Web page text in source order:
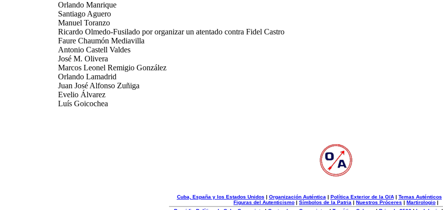
Orlando Manrique
Santiago Aguero
Manuel Toranzo
Ricardo Olmedo-Fusilado por organizar un atentado contra Fidel Castro
Faure Chaumón Mediavilla
Antonio Castell Valdes
José M. Olivera
Marcos Leonel Remigio González
Orlando Lamadrid
Juan José Alfonso Zuñiga
Evelio Álvarez
Luís Goicochea
Cuba, España y los Estados Unidos | Organización Auténtica | Política Exterior de la O/A| Temas Auténticos
Figuras del Autenticismo | Símbolos de la Patria | Nuestros Próceres | Martirologio |